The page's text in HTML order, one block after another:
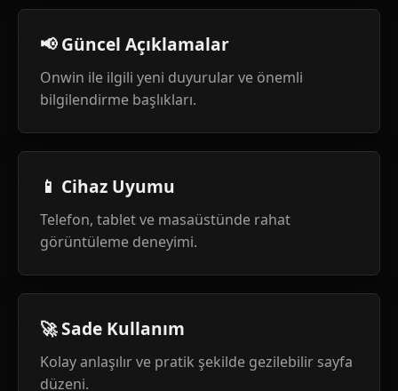
📢 Güncel Açıklamalar
Onwin ile ilgili yeni duyurular ve önemli
bilgilendirme başlıkları.
📱 Cihaz Uyumu
Telefon, tablet ve masaüstünde rahat
görüntüleme deneyimi.
🚀 Sade Kullanım
Kolay anlaşılır ve pratik şekilde gezilebilir sayfa
düzeni.